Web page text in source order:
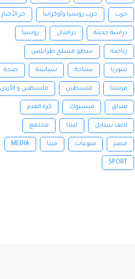
حرب حرب روسيا وأوكرانيا خر الأخبار
دراسة حديثة درامنان روسيا
رياضة سطو مسلح طرابلس
سوريا سياحة سياسة صحة
فرنسا فلسطين فلسطين و الأردن
فنداق فيسبوك كرة القدم
لايف ستايل ليبيا مجتمع
مصر منوعات ميتا MEDIA
SPORT